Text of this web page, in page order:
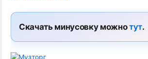
Скачать минусовку можнотут.